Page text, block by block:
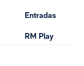
Entradas
RM Play